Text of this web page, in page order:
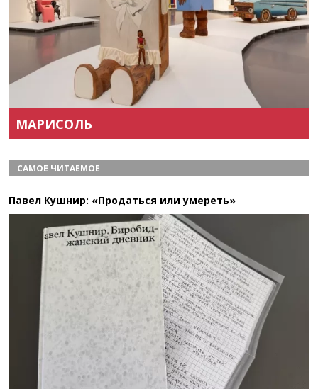
МАРИСОЛЬ
САМОЕ ЧИТАЕМОЕ
Павел Кушнир: «Продаться или умереть»